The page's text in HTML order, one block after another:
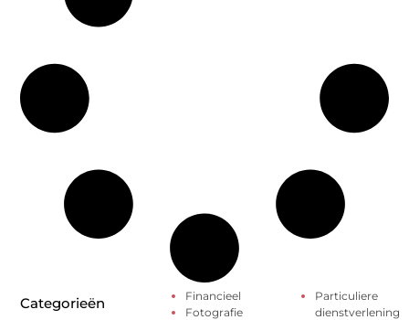
Categorieën
Financieel
Fotografie
Particuliere
dienstverlening